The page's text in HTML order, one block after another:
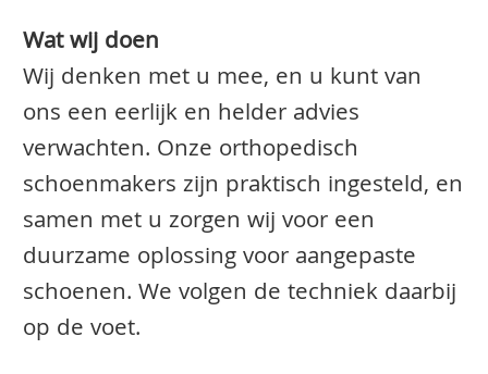
Wat wij doen
Wij denken met u mee, en u kunt van
ons een eerlijk en helder advies
verwachten. Onze orthopedisch
schoenmakers zijn praktisch ingesteld, en
samen met u zorgen wij voor een
duurzame oplossing voor aangepaste
schoenen. We volgen de techniek daarbij
op de voet.